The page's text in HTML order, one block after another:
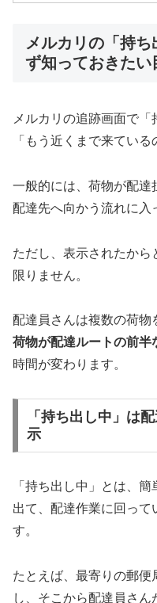
メルカリの「持
ず知っておきたい
メルカリの追跡画面で「
「もう近くまで来てい
一般的には、荷物が配達
配達先へ向かう流れに入
ただし、表示されたから
限りません。
配達員さんは複数の荷物
荷物が配達ルートの前半
時間が変わります。
「持ち出し中」は
示
「持ち出し中」とは、
出て、配達作業に回っ
す。
たとえば、最寄りの郵
し、そこから配達員さ